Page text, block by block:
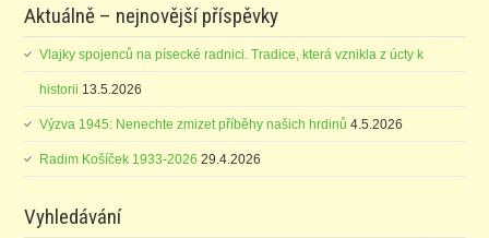
Aktuálně – nejnovější příspěvky
Vlajky spojenců na písecké radnici. Tradice, která vznikla z úcty k
historii 13.5.2026
Výzva 1945: Nenechte zmizet příběhy našich hrdinů 4.5.2026
Radim Košíček 1933-2026 29.4.2026
Vyhledávání